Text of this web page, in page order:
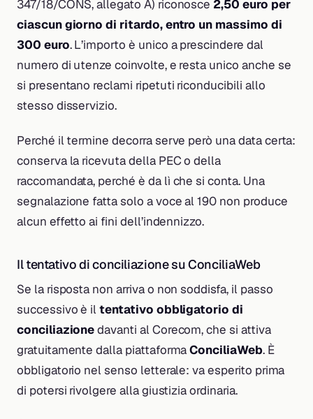
347/18/CONS, allegato A) riconosce 2,50 euro per
ciascun giorno di ritardo, entro un massimo di
300 euro. L’importo è unico a prescindere dal
numero di utenze coinvolte, e resta unico anche se
si presentano reclami ripetuti riconducibili allo
stesso disservizio.
Perché il termine decorra serve però una data certa:
conserva la ricevuta della PEC o della
raccomandata, perché è da lì che si conta. Una
segnalazione fatta solo a voce al 190 non produce
alcun effetto ai fini dell’indennizzo.
Il tentativo di conciliazione su ConciliaWeb
Se la risposta non arriva o non soddisfa, il passo
successivo è iltentativo obbligatorio di
conciliazionedavanti al Corecom, che si attiva
gratuitamente dalla piattaformaConciliaWeb. È
obbligatorio nel senso letterale: va esperito prima
di potersi rivolgere alla giustizia ordinaria.